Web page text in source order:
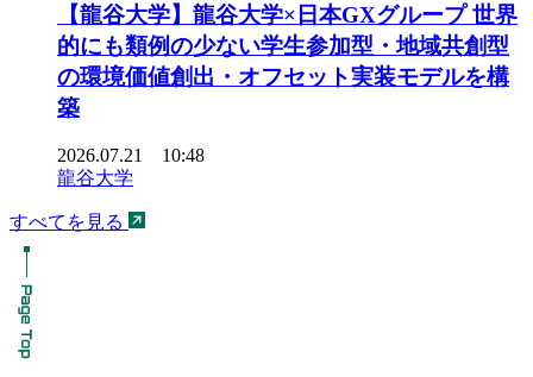
【龍谷大学】龍谷大学×日本GXグループ 世界
的にも類例の少ない学生参加型・地域共創型
の環境価値創出・オフセット実装モデルを構
築
2026.07.21 10:48
龍谷大学
すべてを見る